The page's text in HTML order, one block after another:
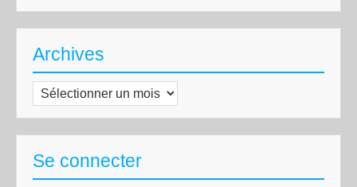
Archives
Archives
Se connecter